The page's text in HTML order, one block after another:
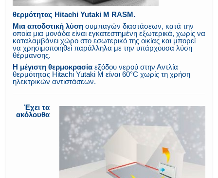
θερμότητας Hitachi Yutaki M RASM.
Μια αποδοτική λύση συμπαγών διαστάσεων, κατά την
οποία μια μονάδα είναι εγκατεστημένη εξωτερικά, χωρίς να
καταλαμβάνει χώρο στο εσωτερικό της οικίας και μπορεί
να χρησιμοποιηθεί παράλληλα με την υπάρχουσα λύση
θέρμανσης.
Η μέγιστη θερμοκρασία εξόδου νερού στην Αντλία
θερμότητας Hitachi Yutaki M είναι 60°C χωρίς τη χρήση
ηλεκτρικών αντιστάσεων.
Έχει τα
ακόλουθα